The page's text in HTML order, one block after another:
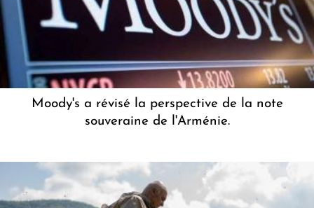
Moody's a révisé la perspective de la note
souveraine de l'Arménie.